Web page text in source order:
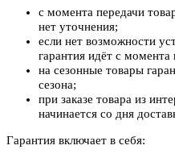
с момента передачи
нет уточнения;
если нет возможности
гарантия идёт с момента
на сезонные товары
сезона;
при заказе товара из
начинается со дня
Гарантия включает в себя: